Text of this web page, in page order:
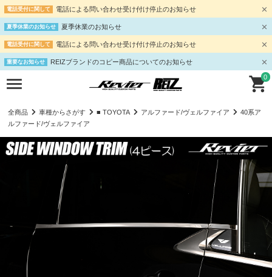
電話受付に関して 電話による問い合わせ受け付け停止のお知らせ
夏季休業のお知らせ 夏季休業のお知らせ
電話受付に関して 電話による問い合わせ受け付け停止のお知らせ
重要なお知らせ REIZブランドのコピー商品についてのお知らせ
0
全商品 車種からさがす ■ TOYOTA アルファード/ヴェルファイア
40系ア
ルファード/ヴェルファイア